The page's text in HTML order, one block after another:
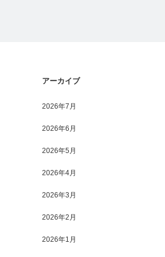
アーカイブ
2026年7月
2026年6月
2026年5月
2026年4月
2026年3月
2026年2月
2026年1月